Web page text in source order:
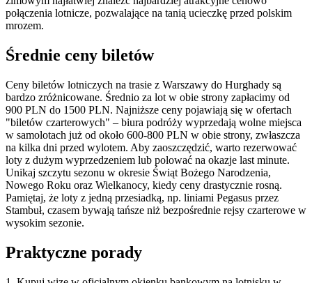
połączenia lotnicze, pozwalające na tanią ucieczkę przed polskim
mrozem.
Średnie ceny biletów
Ceny biletów lotniczych na trasie z Warszawy do Hurghady są
bardzo zróżnicowane. Średnio za lot w obie strony zapłacimy od
900 PLN do 1500 PLN. Najniższe ceny pojawiają się w ofertach
"biletów czarterowych" – biura podróży wyprzedają wolne miejsca
w samolotach już od około 600-800 PLN w obie strony, zwłaszcza
na kilka dni przed wylotem. Aby zaoszczędzić, warto rezerwować
loty z dużym wyprzedzeniem lub polować na okazje last minute.
Unikaj szczytu sezonu w okresie Świąt Bożego Narodzenia,
Nowego Roku oraz Wielkanocy, kiedy ceny drastycznie rosną.
Pamiętaj, że loty z jedną przesiadką, np. liniami Pegasus przez
Stambuł, czasem bywają tańsze niż bezpośrednie rejsy czarterowe w
wysokim sezonie.
Praktyczne porady